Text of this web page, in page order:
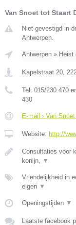
Van Snoet tot Staart
Niet gevestigd in
Antwerpen.
Antwerpen » Heist
Kapelstraat 20
Tel: 015/230.470
430
E-mail › Van
Website: http://
Consultaties voor
konijn,
▼
Vriendelijkheid in
eigen ▼
Openingstijden ▼
Laatste facebook